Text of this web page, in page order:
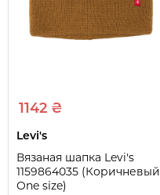
1142 ₴
Levi's
Вязаная шапка Levi's
1159864035 (Коричневый
One size)